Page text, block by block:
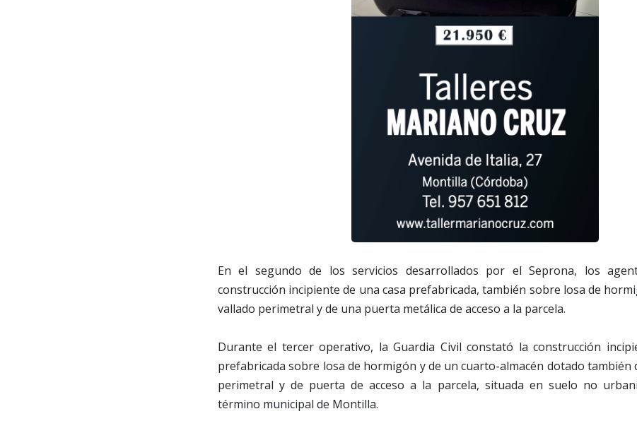
En el segundo de los servicios desarrollados por el Seprona, los
construcción incipiente de una casa prefabricada, también sobre losa de
vallado perimetral y de una puerta metálica de acceso a la parcela.
Durante el tercer operativo, la Guardia Civil constató la construcción
prefabricada sobre losa de hormigón y de un cuarto-almacén dotado también
perimetral y de puerta de acceso a la parcela, situada en suelo no
término municipal de Montilla.